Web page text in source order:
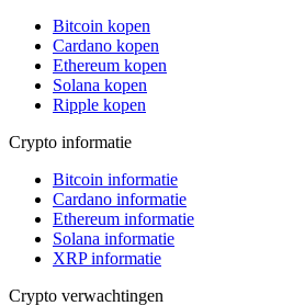
Bitcoin kopen
Cardano kopen
Ethereum kopen
Solana kopen
Ripple kopen
Crypto informatie
Bitcoin informatie
Cardano informatie
Ethereum informatie
Solana informatie
XRP informatie
Crypto verwachtingen